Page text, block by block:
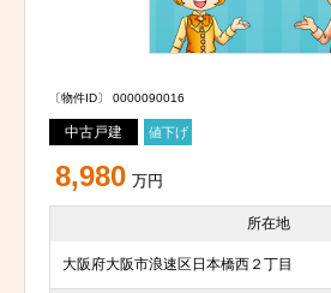
〔物件ID〕 0000090016
中古戸建 値下げ
8,980 万円
所在地
大阪府大阪市浪速区日本橋西２丁目